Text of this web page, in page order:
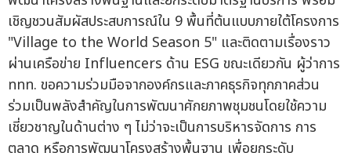
เชิญชวนสัมผัสประสบการณ์ใน 9 พื้นที่ต้นแบบภายใต้โครงการ
"Village to the World Season 5" และติดตามเรื่องราว
ผ่านเครือข่าย Influencers ด้าน ESG ขณะเดียวกัน ผู้ว่าการ
ททท. ขอความร่วมมือจากองค์กรและภาคธุรกิจทุกภาคส่วน
ร่วมเป็นพลังสำคัญในการพัฒนาศักยภาพชุมชนโดยใช้ความ
เชี่ยวชาญในด้านต่าง ๆ ไม่ว่าจะเป็นการบริหารจัดการ การ
ตลาด หรือการพัฒนาโครงสร้างพื้นฐาน เพื่อยกระดับ